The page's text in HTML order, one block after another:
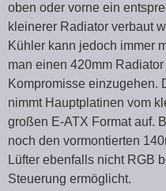
oben oder vorne ein
kleinerer Radiator verbaut
Kühler kann jedoch immer
man einen 420mm
Kompromisse einzugehen.
nimmt Hauptplatinen vom
großen E-ATX Format auf.
noch den vormontierten
Lüfter ebenfalls nicht RGB
Steuerung ermöglicht.